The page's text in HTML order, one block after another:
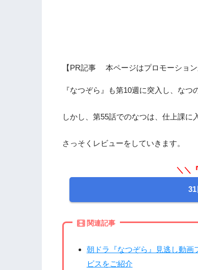
【PR記事 本ページはプロモーション
『なつぞら』も第10週に突入し、な
しかし、第55話でのなつは、仕上課に
さっそくレビューをしていきます。
＼＼
関連記事
朝ドラ『なつぞら』見逃し動画
ビスをご紹介